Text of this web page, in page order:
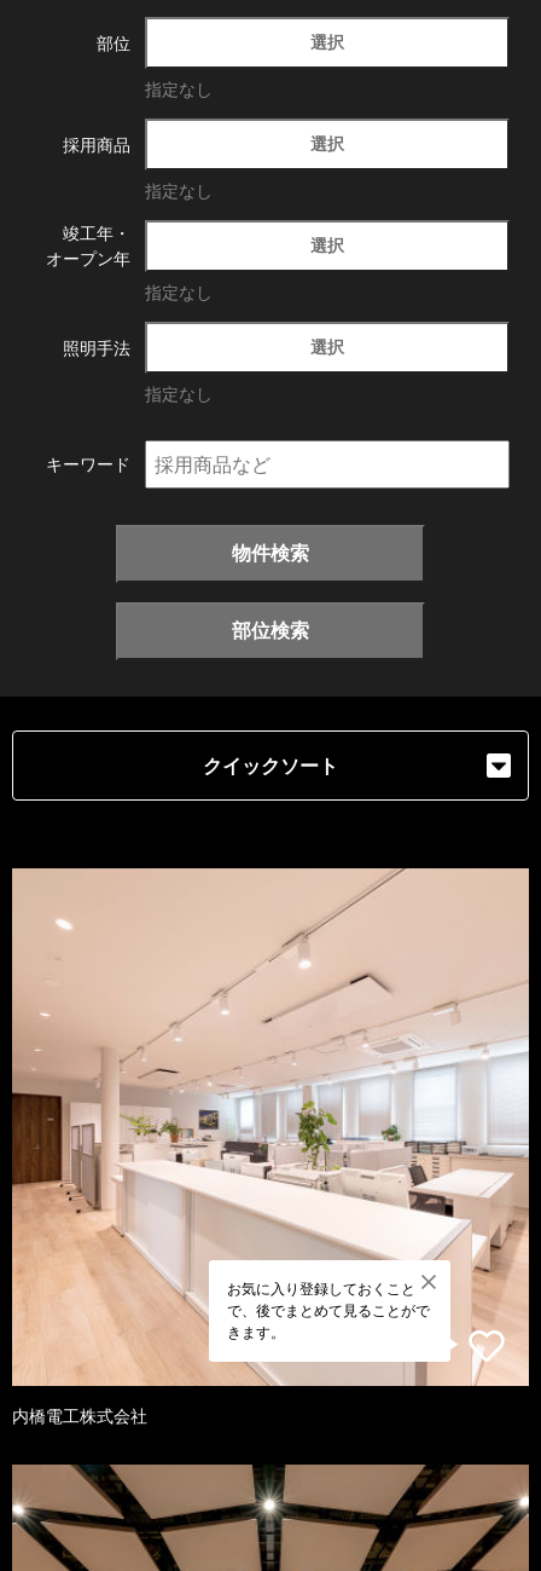
部位 選択
指定なし
採用商品 選択
指定なし
竣工年・
オープン年
選択
指定なし
照明手法 選択
指定なし
キーワード
物件検索
部位検索
クイックソート
お気に入り登録しておくこと
で、後でまとめて見ることがで
きます。
内橋電工株式会社